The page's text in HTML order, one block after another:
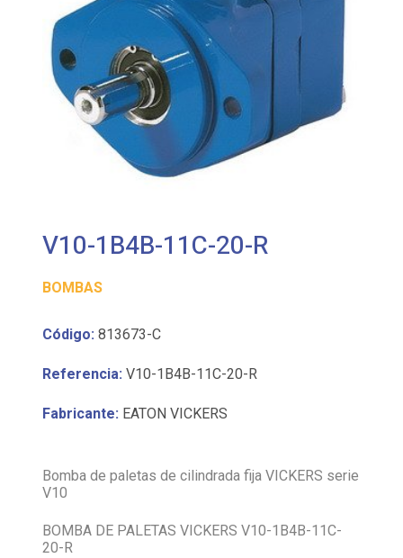
V10-1B4B-11C-20-R
BOMBAS
Código: 813673-C
Referencia: V10-1B4B-11C-20-R
Fabricante: EATON VICKERS
Bomba de paletas de cilindrada fija VICKERS serie
V10
BOMBA DE PALETAS VICKERS V10-1B4B-11C-
20-R